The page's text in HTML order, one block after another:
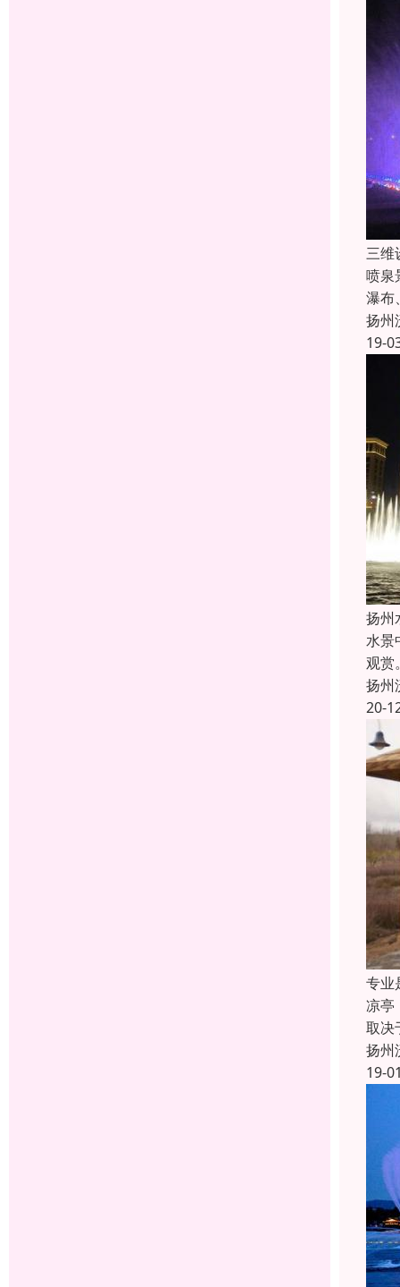
三维
喷泉
瀑布
扬州
19-
扬州
水景
观赏
扬州
20-
专业
凉亭
取决
扬州
19-